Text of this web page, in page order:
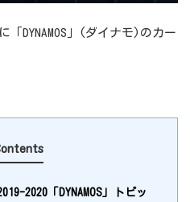
DYNAMOS」(ダイナモ)のカー
2020「DYNAMOS」トピッ